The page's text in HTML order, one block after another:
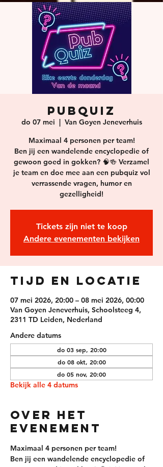
Pubquiz
do 07 mei
  |
Van Goyen Jeneverhuis
Maximaal 4 personen per team!
Ben jij een wandelende encyclopedie of
gewoon goed in gokken? 🧠🍻 Verzamel
je team en doe mee aan een pubquiz vol
verrassende vragen, humor en
gezelligheid!
Tickets zijn niet te koop
Andere evenementen bekijken
Tijd en locatie
07 mei 2026, 20:00 – 08 mei 2026, 00:00
Van Goyen Jeneverhuis, Schoolsteeg 4,
2311 TD Leiden, Nederland
Andere datums
do 03 sep, 20:00
do 08 okt, 20:00
do 05 nov, 20:00
Bekijk alle 4 datums
Over het
evenement
Maximaal 4 personen per team!
Ben jij een wandelende encyclopedie of